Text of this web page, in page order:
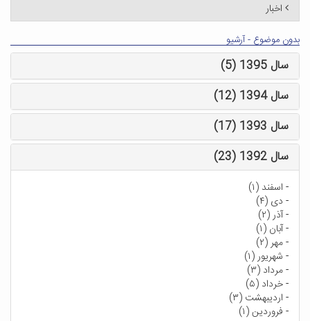
اخبار
بدون موضوع - آرشیو
سال 1395 (5)
سال 1394 (12)
سال 1393 (17)
سال 1392 (23)
- اسفند (۱)
- دی (۴)
-آذر (۲)
-آبان (۱)
-مهر (۲)
- شهریور (۱)
-مرداد (۳)
-خرداد (۵)
- اردیبهشت (۳)
- فروردین (۱)